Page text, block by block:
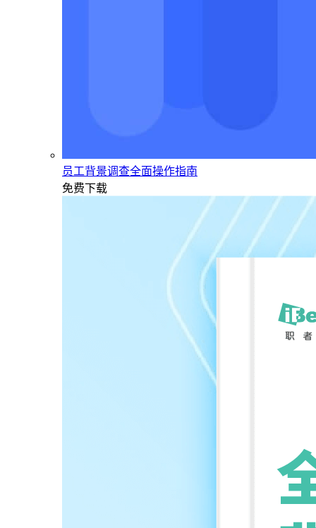
员工背景调查全面操作指南
免费下载